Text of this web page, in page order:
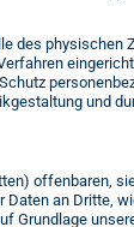
des physischen
und
offenbaren,
an Dritte,
Grundlage